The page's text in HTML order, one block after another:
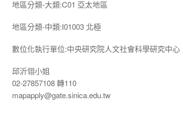
地區分類-大類:C01 亞太地區
地區分類-中類:I01003 北極
數位化執行單位:中央研究院人文社會科學研究中心
邱沂翎小姐
02-27857108 轉110
mapapply@gate.sinica.edu.tw